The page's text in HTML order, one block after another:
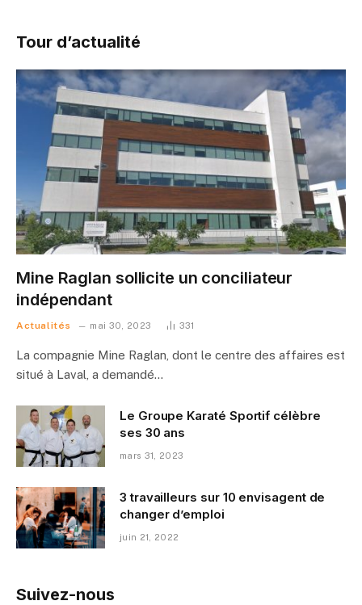
Tour d’actualité
Mine Raglan sollicite un conciliateur
indépendant
Actualités mai 30, 2023 331
La compagnie Mine Raglan, dont le centre des affaires est
situé à Laval, a demandé…
Le Groupe Karaté Sportif célèbre
ses 30 ans
mars 31, 2023
3 travailleurs sur 10 envisagent de
changer d’emploi
juin 21, 2022
Suivez-nous